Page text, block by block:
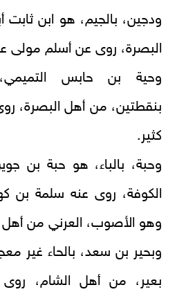
ودجين، بالجيم، هو ابن
البصرة، روى عن أسلم مولى
وحية بن حابس
بنقطتين، من أهل البصرة،
كثير.
وحبة، بالباء، هو حبة بن
الكوفة، روى عنه سلمة بن
وهو الأصوب، العرني من أهل
بعير، من أهل الشام،